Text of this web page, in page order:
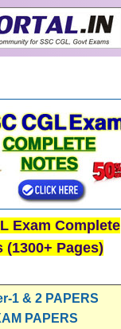
Exam Complete
(1300+ Pages)
1 & 2 PAPERS
PAPERS